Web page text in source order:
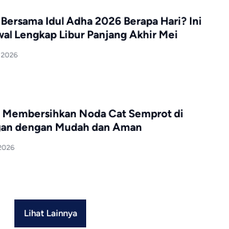
Idul Adha 2026 Berapa Hari? Ini
Lengkap Libur Panjang Akhir Mei
2026
Membersihkan Noda Cat Semprot di
dengan Mudah dan Aman
Lihat Lainnya